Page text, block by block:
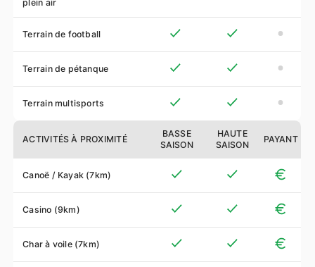
plein air
Terrain de football
Terrain de pétanque
Terrain multisports
ACTIVITÉS À PROXIMITÉ
BASSE
SAISON
HAUTE
SAISON
PAYANT
Canoë / Kayak (7km)
Casino (9km)
Char à voile (7km)